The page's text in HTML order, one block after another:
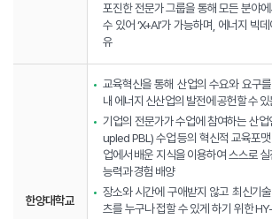
포진한 전문가 그룹을 통해 모든 분야
수 있어 ‘X+AI’가 가능하며, 에너지 빅
유
한양대학교
교육혁신을 통해 산업의 수요와 요구
내 에너지 신산업의 발전에 공헌할 수
기업의 전문가가 수업에 참여하는 산
upled PBL) 수업 등의 혁신적 교육포
업에서 배운 지식을 이용하여 스스로
능력과 경험 배양
장소와 시간에 구애받지 않고 최신기
츠를 누구나 접할 수 있게 하기 위한